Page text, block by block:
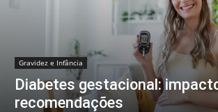
Gravidez e Infância
Diabetes gestacional:
recomendações